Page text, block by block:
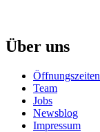
Über uns
Öffnungszeiten
Team
Jobs
Newsblog
Impressum